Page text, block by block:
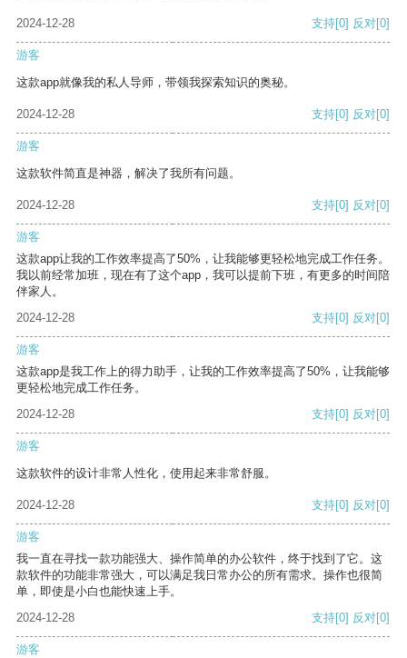
2024-12-28 支持[0] 反对[0]
游客
这款app就像我的私人导师，带领我探索知识的奥秘。
2024-12-28 支持[0] 反对[0]
游客
这款软件简直是神器，解决了我所有问题。
2024-12-28 支持[0] 反对[0]
游客
这款app让我的工作效率提高了50%，让我能够更轻松地完成工作任务。
我以前经常加班，现在有了这个app，我可以提前下班，有更多的时间陪
伴家人。
2024-12-28
支持[0] 反对[0]
游客
这款app是我工作上的得力助手，让我的工作效率提高了50%，让我能够
更轻松地完成工作任务。
2024-12-28
支持[0] 反对[0]
游客
这款软件的设计非常人性化，使用起来非常舒服。
2024-12-28 支持[0] 反对[0]
游客
我一直在寻找一款功能强大、操作简单的办公软件，终于找到了它。这
款软件的功能非常强大，可以满足我日常办公的所有需求。操作也很简
单，即使是小白也能快速上手。
2024-12-28
支持[0] 反对[0]
游客